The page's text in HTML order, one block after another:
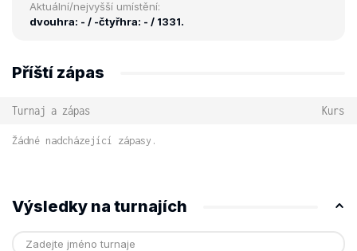
Aktuální/nejvyšší umístění:
dvouhra: - / -čtyřhra: - / 1331.
Příští zápas
Turnaj a zápas Kurs
Žádné nadcházející zápasy.
Výsledky na turnajích